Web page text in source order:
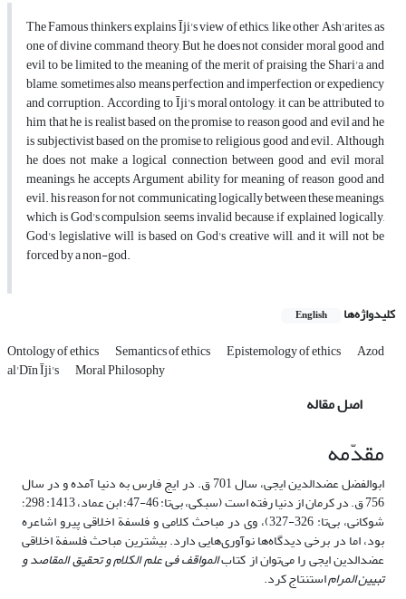
The Famous thinkers, explains Īji's view of ethics, like other Ash'arites, as
one of divine command theory, But he does not consider moral good and
evil to be limited to the meaning of the merit of praising the Shari'a and
blame, sometimes also means perfection and imperfection or expediency
and corruption. According to Īji's moral ontology, it can be attributed to
him that he is realist based on the promise to reason good and evil and he
is subjectivist based on the promise to religious good and evil. Although
he does not make a logical connection between good and evil moral
meanings, he accepts Argument ability for meaning of reason good and
evil. his reason for not communicating logically between these meanings,
which is God's compulsion, seems invalid because, if explained logically,
God's legislative will is based on God's creative will, and it will not be
forced by a non-god.
کلیدواژه‌ها English
Ontology of ethics Semantics of ethics Epistemology of ethics Azod
al'Dīn Īji's Moral Philosophy
اصل مقاله
مقدّمه
ابوالفضل عضدالدین ایجی، سال 701 ق. در ایج فارس به دنیا آمده و در سال
756 ق. در کرمان از دنیا رفته است (سبکی، بی‌تا: 46-47؛ ابن عماد، 1413: 298؛
شوکانی، بی‌تا: 326-327)، وی در مباحث کلامی و فلسفة اخلاقی پیرو اشاعره
بود، اما در برخی دیدگاه‌ها نوآوری‌هایی دارد. بیشترین مباحث فلسفة اخلاقی
عضدالدین ایجی را می‌توان از کتابالمواقف فی علم الکلام و تحقیق المقاصد و
تبیین المراماستنتاج کرد.